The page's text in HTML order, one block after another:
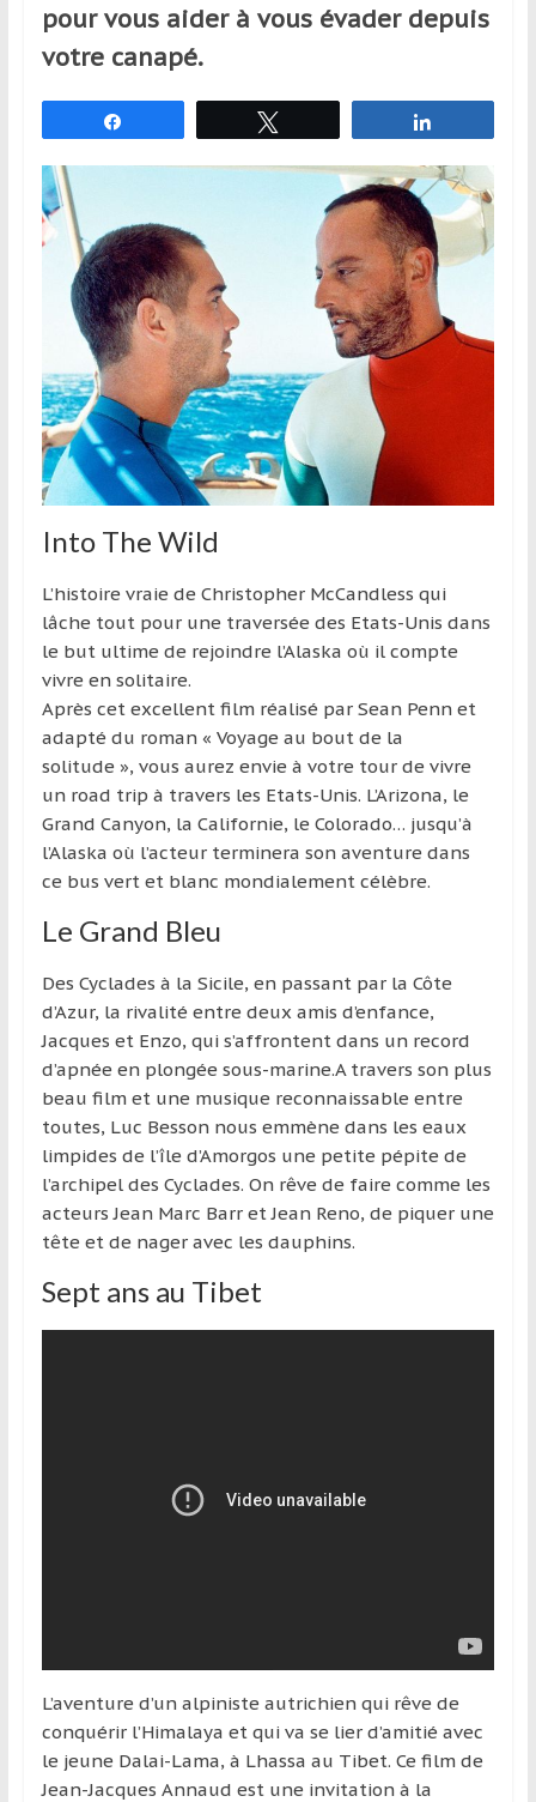
sport,
qui
déplacent
en
France
l’étranger
assouvir
passion,
tout
en
profitant
de
découverte
d’un
pays
d’une
région
pour vous aider à vous évader depuis
votre canapé.
Into The Wild
L’histoire vraie de Christopher McCandless qui
lâche tout pour une traversée des Etats-Unis dans
le but ultime de rejoindre l’Alaska où il compte
vivre en solitaire.
Après cet excellent film réalisé par Sean Penn et
adapté du roman « Voyage au bout de la
solitude », vous aurez envie à votre tour de vivre
un road trip à travers les Etats-Unis. L’Arizona, le
Grand Canyon, la Californie, le Colorado… jusqu’à
l’Alaska où l’acteur terminera son aventure dans
ce bus vert et blanc mondialement célèbre.
Le Grand Bleu
Des Cyclades à la Sicile, en passant par la Côte
d’Azur, la rivalité entre deux amis d’enfance,
Jacques et Enzo, qui s’affrontent dans un record
d’apnée en plongée sous-marine.A travers son plus
beau film et une musique reconnaissable entre
toutes, Luc Besson nous emmène dans les eaux
limpides de l’île d’Amorgos une petite pépite de
l’archipel des Cyclades. On rêve de faire comme les
acteurs Jean Marc Barr et Jean Reno, de piquer une
tête et de nager avec les dauphins.
Sept ans au Tibet
L’aventure d’un alpiniste autrichien qui rêve de
conquérir l’Himalaya et qui va se lier d’amitié avec
le jeune Dalai-Lama, à Lhassa au Tibet. Ce film de
Jean-Jacques Annaud est une invitation à la